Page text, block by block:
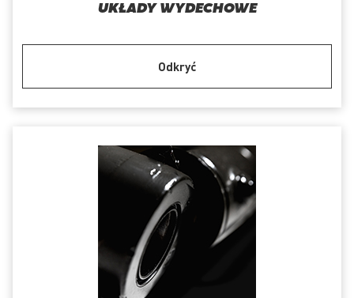
UKŁADY WYDECHOWE
Odkryć